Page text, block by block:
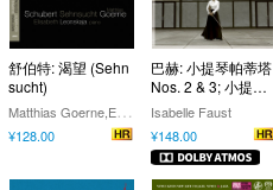
舒伯特: 渴望 (Sehn
sucht)
M
atthias Goerne,Elisabeth Leonskaja
¥128.00
巴赫: 小提琴帕蒂塔
Nos. 2 & 3; 小提琴
独奏奏鸣曲 No. 3
(Dolby Atmos)
Isabelle Faust
¥148.00